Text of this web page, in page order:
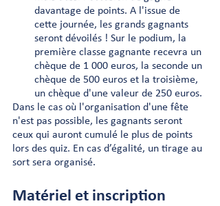
davantage de points. A l'issue de
cette journée, les grands gagnants
seront dévoilés ! Sur le podium, la
première classe gagnante recevra un
chèque de 1 000 euros, la seconde un
chèque de 500 euros et la troisième,
un chèque d'une valeur de 250 euros.
Dans le cas où l'organisation d'une fête
n'est pas possible, les gagnants seront
ceux qui auront cumulé le plus de points
lors des quiz. En cas d’égalité, un tirage au
sort sera organisé.
Matériel et inscription